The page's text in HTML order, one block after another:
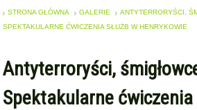
STRONA GŁÓWNA GALERIE
ANTYTERRORYŚCI,
SPEKTAKULARNE ĆWICZENIA SŁUŻB W HENRYKOWIE
Antyterroryści,
Spektakularne ćwiczenia